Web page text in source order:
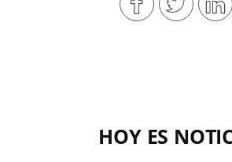
HOY ES